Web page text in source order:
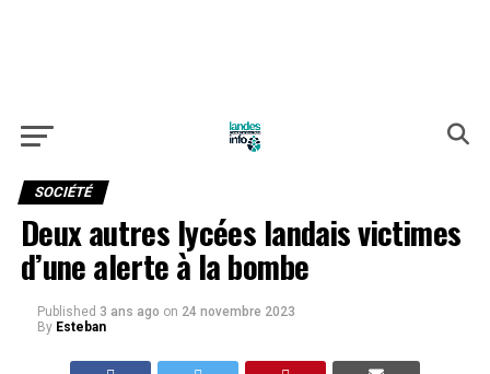
SOCIÉTÉ
Deux autres lycées landais victimes
d’une alerte à la bombe
Published 3 ans ago on 24 novembre 2023
By Esteban